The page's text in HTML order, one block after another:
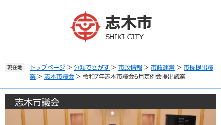
。
て
文
現在地 トップページ > 分類でさがす > 市政情報 > 市政運営 > 市長提出議
案 > 志木市議会 > 令和7年志木市議会6月定例会提出議案
志木市議会